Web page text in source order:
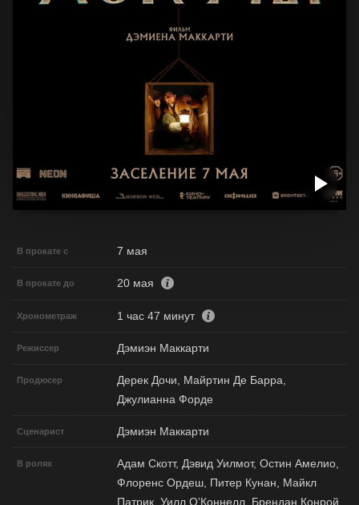
В прокате с 7 мая
В прокате до 20 мая
Хронометраж 1 час 47 минут
Режиссер Дэмиэн Маккарти
Продюсер
Дерек Дочи, Майртин Де Барра,
Джулианна Форде
Сценарист Дэмиэн Маккарти
В ролях
Адам Скотт, Дэвид Уилмот, Остин Амелио,
Флоренс Ордеш, Питер Кунан, Майкл
Патрик, Уилл О’Коннелл, Брендан Конрой